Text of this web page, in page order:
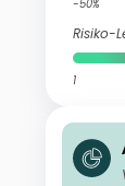
-50%
Risiko-
1